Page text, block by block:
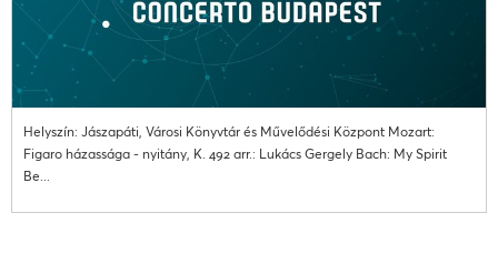
Helyszín: Jászapáti, Városi Könyvtár és Művelődési Központ Mozart:
Figaro házassága - nyitány, K. 492 arr.: Lukács Gergely Bach: My Spirit
Be...